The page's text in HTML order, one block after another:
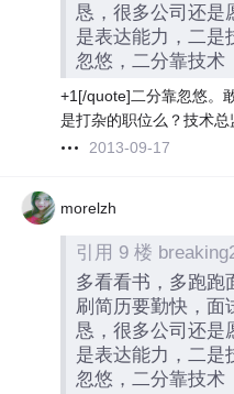
恳，很多公司还是
是表达能力，二是
忽悠，二分靠技术
+1[/quote]二分靠忽悠。
是打杂的职位么？技术
2013-09-17
morelzh
引用 9 楼
多看看书，多跑跑
刷简历要勤快，面
恳，很多公司还是
是表达能力，二是
忽悠，二分靠技术